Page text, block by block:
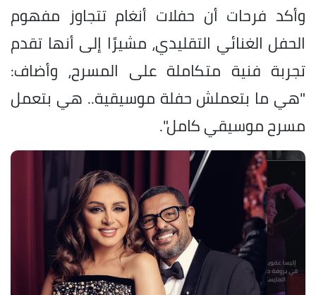
وأكد فرحات أن حفلات أنغام تتجاوز مفهوم
الحفل الغنائي التقليدي، مشيرًا إلى أنها تقدم
تجربة فنية متكاملة على المسرح، وأضاف:
"هي ما بتعملش حفلة موسيقية.. هي بتعمل
مسرح موسيقي كامل".